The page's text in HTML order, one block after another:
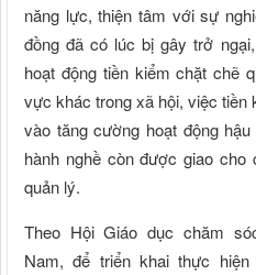
năng lực, thiện tâm với sự
đồng đã có lúc bị gây trở
hoạt động tiền kiểm chặt chẽ
vực khác trong xã hội, việc
vào tăng cường hoạt động
hành nghề còn được giao
quản lý.
Theo Hội Giáo dục chăm
Nam, để triển khai thực